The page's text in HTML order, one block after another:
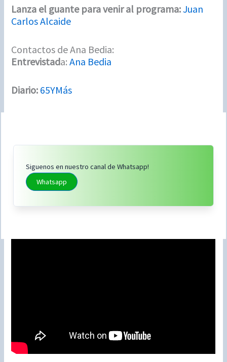
Lanza el guante para venir al programa:Juan
Carlos Alcaide
Contactos de Ana Bedia:
Entrevistada:Ana Bedia
Diario: 65YMás
Siguenos en nuestro canal de Whatsapp!
Whatsapp